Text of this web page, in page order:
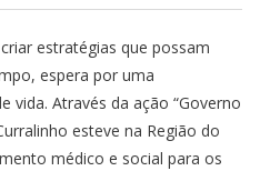
estratégias que possam
espera por uma
vida. Através da ação “Governo
esteve na Região do
médico e social para os